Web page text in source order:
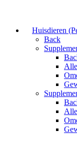
Huisdieren
Back